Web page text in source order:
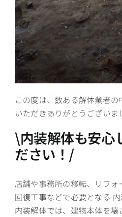
この度は、数ある解体業者
いただきありがとうございま
\内装解体も安心
ださい！/
店舗や事務所の移転、リフ
回復工事などで必要となる 内
内装解体では、建物本体を